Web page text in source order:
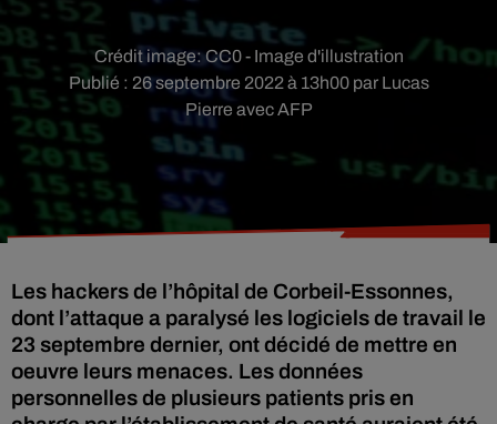
Publié : 26 septembre 2022 à 13h00 par Lucas
Pierre avec AFP
Crédit image:CC0 - Image d'illustration
Les hackers de l’hôpital de Corbeil-Essonnes,
dont l’attaque a paralysé les logiciels de travail le
23 septembre dernier, ont décidé de mettre en
oeuvre leurs menaces. Les données
personnelles de plusieurs patients pris en